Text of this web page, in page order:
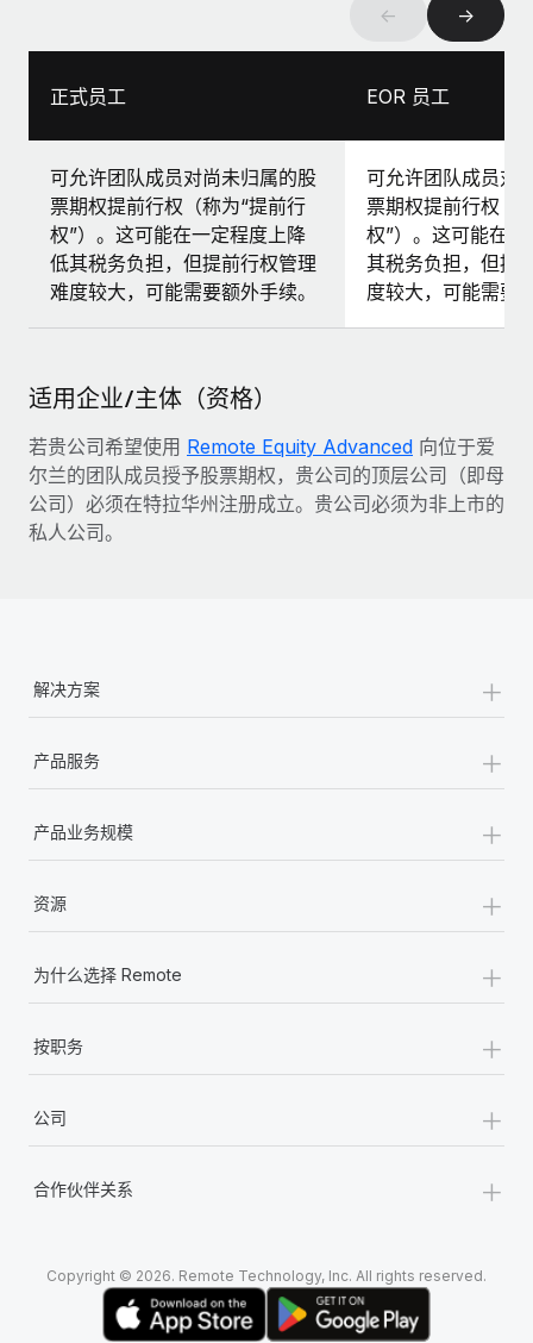
← →
正式员工 EOR 员工
可允许团队成员对尚未归属的股
票期权提前行权（称为“提前行
权”）。这可能在一定程度上降
低其税务负担，但提前行权管理
难度较大，可能需要额外手续。
可允许团队成员对
票期权提前行权（
权”）。这可能在
其税务负担，但提
度较大，可能需要
适用企业/主体（资格）
若贵公司希望使用 Remote Equity Advanced 向位于爱
尔兰的团队成员授予股票期权，贵公司的顶层公司（即母
公司）必须在特拉华州注册成立。贵公司必须为非上市的
私人公司。
解决方案 +
产品服务 +
产品业务规模 +
资源 +
为什么选择 Remote +
按职务 +
公司 +
合作伙伴关系 +
Copyright © 2026. Remote Technology, Inc. All rights reserved.